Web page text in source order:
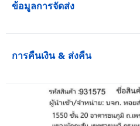
ข้อมูลการจัดส่ง
การคืนเงิน & ส่งคืน